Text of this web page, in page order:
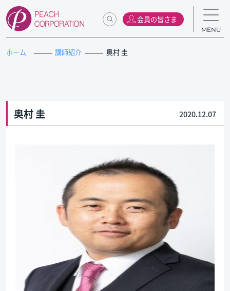
会員の皆さま
MENU
ホーム 講師紹介 奥村 圭
奥村 圭 2020.12.07